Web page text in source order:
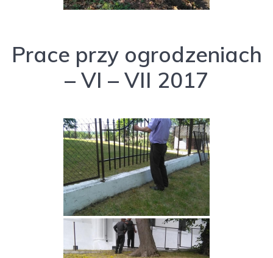
Prace przy ogrodzeniach
– VI – VII 2017